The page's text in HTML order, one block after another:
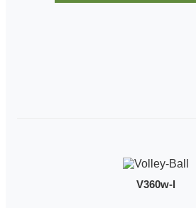
V360w-l